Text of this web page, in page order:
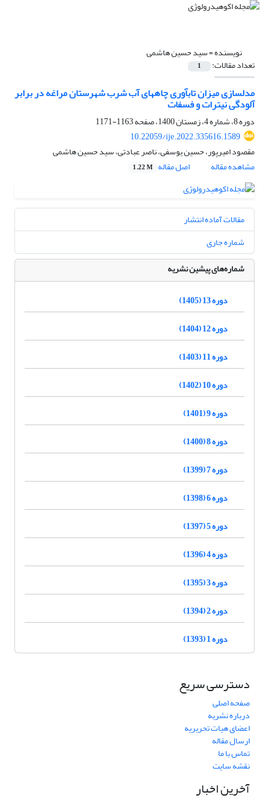
نویسنده =سید حسین هاشمی
تعداد مقالات: 1
مدل‏سازی میزان تاب‏آوری چاه‏های آب شرب شهرستان مراغه در برابر
آلودگی نیترات و فسفات
دوره 8، شماره 4، زمستان 1400، صفحه
1163-1171
10.22059/ije.2022.335616.1589
مقصود امیرپور، حسین یوسفی، ناصر عبادتی، سید حسین هاشمی
مشاهده مقاله
اصل مقاله 1.22 M
مقالات آماده انتشار
شماره جاری
شماره‌های پیشین نشریه
دوره 13 (1405)
دوره 12 (1404)
دوره 11 (1403)
دوره 10 (1402)
دوره 9 (1401)
دوره 8 (1400)
دوره 7 (1399)
دوره 6 (1398)
دوره 5 (1397)
دوره 4 (1396)
دوره 3 (1395)
دوره 2 (1394)
دوره 1 (1393)
دسترسی سریع
صفحه اصلی
درباره نشریه
اعضای هیات تحریریه
ارسال مقاله
تماس با ما
نقشه سایت
آخرین اخبار